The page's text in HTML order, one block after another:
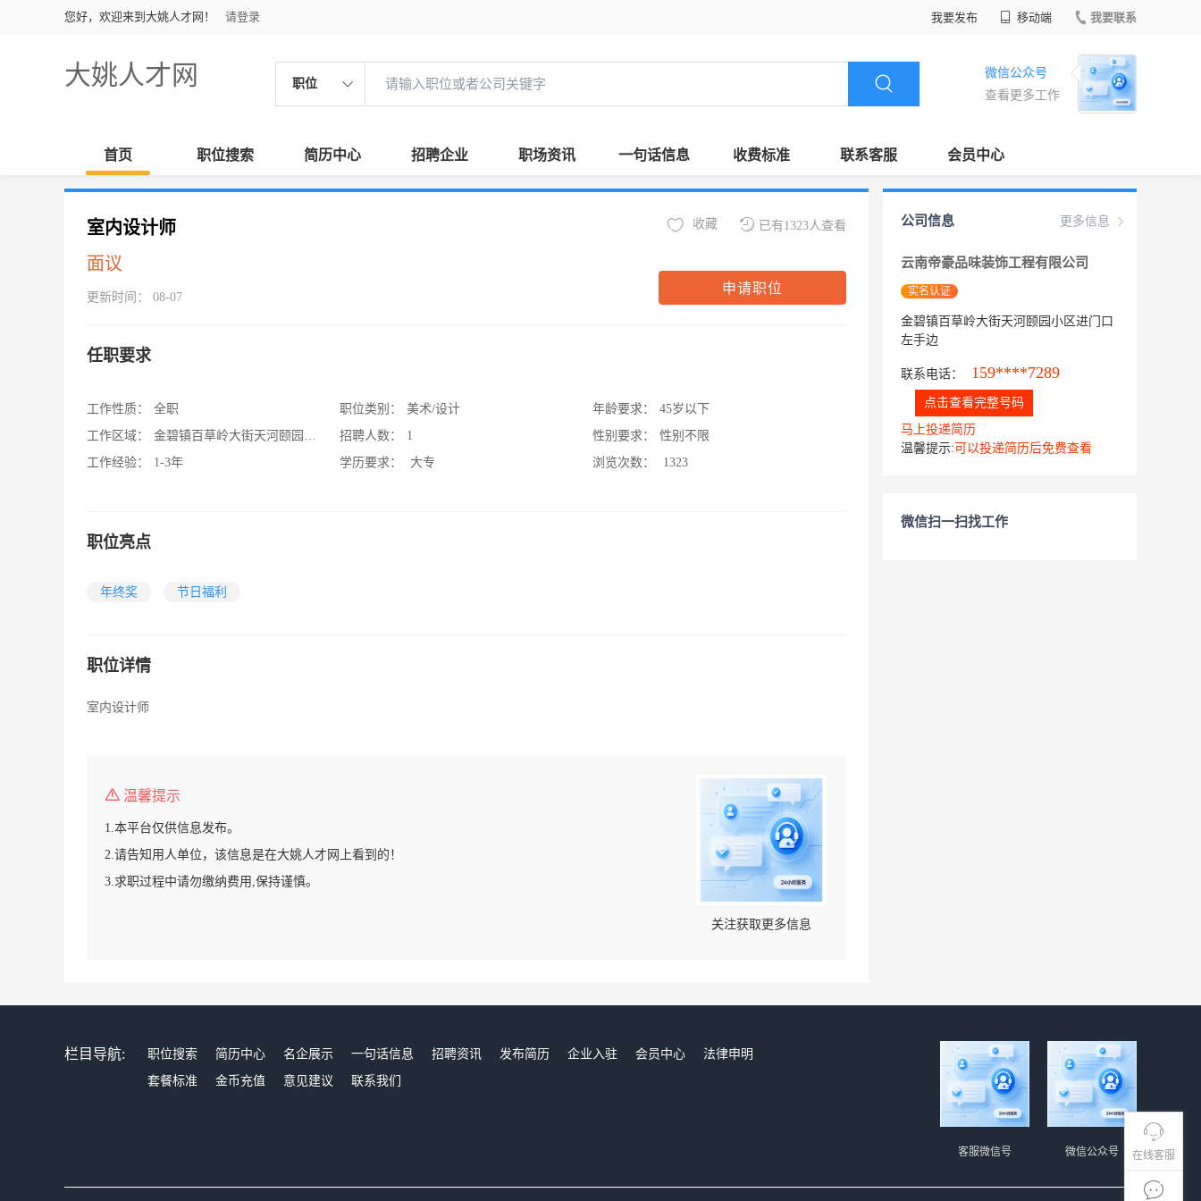
您好，欢迎来到大姚人才网！ 请登录 我要发布 移动端 我要联系
大姚人才网 职位
微信公众号
查看更多工作
首页 职位搜索 简历中心 招聘企业 职场资讯 一句话信息 收费标准 联系客服 会员中心
在线客服
室内设计师
面议
更新时间： 08-07
已有1323人查看
收藏
申请职位
任职要求
工作性质：
全职
工作区域：
金碧镇百草岭大街天河颐园小区进门口左手边
工作经验：
1-3年
职位类别：
美术/设计
招聘人数：
1
学历要求：
大专
年龄要求：
45岁以下
性别要求：
性别不限
浏览次数：
1323
职位亮点
年终奖 节日福利
职位详情
室内设计师
温馨提示
1.本平台仅供信息发布。
2.请告知用人单位，该信息是在大姚人才网上看到的！
3.求职过程中请勿缴纳费用,保持谨慎。
关注获取更多信息
更多信息
公司信息
云南帝豪品味装饰工程有限公司
实名认证
金碧镇百草岭大街天河颐园小区进门口
左手边
联系电话： 159****7289
点击查看完整号码
马上投递简历
温馨提示: 可以投递简历后免费查看
微信扫一扫找工作
栏目导航: 职位搜索 简历中心 名企展示 一句话信息 招聘资讯 发布简历 企业入驻 会员中心
法律申明
套餐标准
金币充值 意见建议 联系我们
微信公众号
客服微信号